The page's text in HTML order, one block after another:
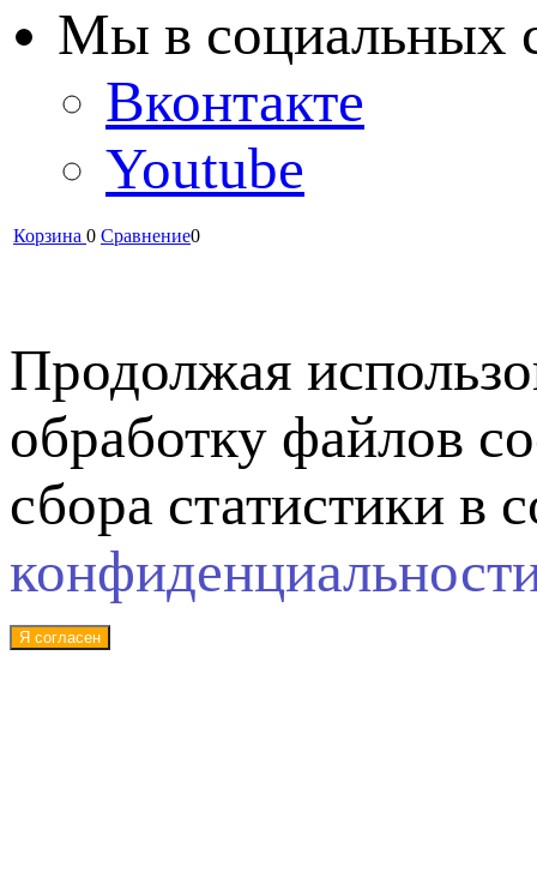
Мы в cоциальных
Вконтакте
Youtube
Корзина 0 Сравнение0
Продолжая
обработку файлов
сбора статистики в
Я согласен